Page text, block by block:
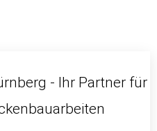
- Ihr Partner für